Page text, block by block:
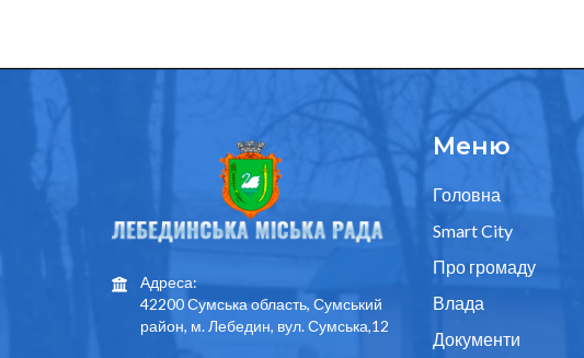
Адреса:
42200 Сумська область, Сумський
район, м. Лебедин, вул. Сумська,12
Меню
Головна
Smart City
Про громаду
Влада
Документи